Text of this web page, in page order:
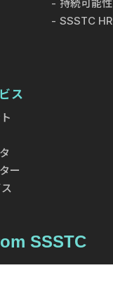
持続可能性
SSSTC HR
ス
ー
SSSTC